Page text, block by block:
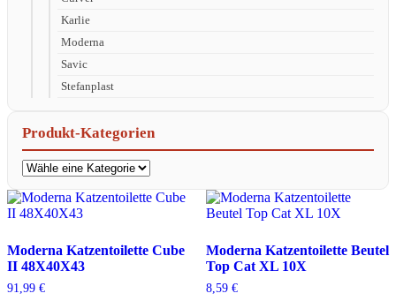
Karlie
Moderna
Savic
Stefanplast
Produkt-Kategorien
Moderna Katzentoilette Cube
II 48X40X43
91,99 €
Moderna Katzentoilette Beutel
Top Cat XL 10X
8,59 €